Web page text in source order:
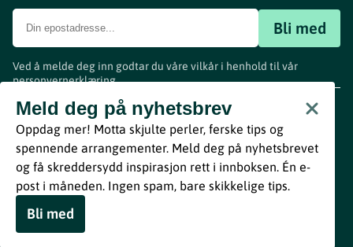
Bli med
Ved å melde deg inn godtar du våre vilkår i henhold til vår
personvernerklæring.
Meld deg på nyhetsbrev
Oppdag mer! Motta skjulte perler, ferske tips og
spennende arrangementer. Meld deg på nyhetsbrevet
og få skreddersydd inspirasjon rett i innboksen. Én e-
post i måneden. Ingen spam, bare skikkelige tips.
Bli med
www.visitvestfold.com
Turistinformasjon
Vestfold Fylkeskommune
ByBreakfast